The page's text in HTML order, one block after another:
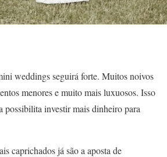
weddings seguirá forte. Muitos noivos
menores e muito mais luxuosos. Isso
possibilita investir mais dinheiro para
caprichados já são a aposta de